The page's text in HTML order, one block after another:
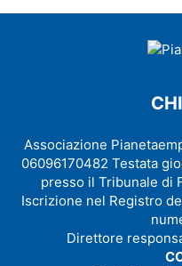
Associazione
06096170482 Testata
presso il Tribunale di
Iscrizione nel Registro
Direttore